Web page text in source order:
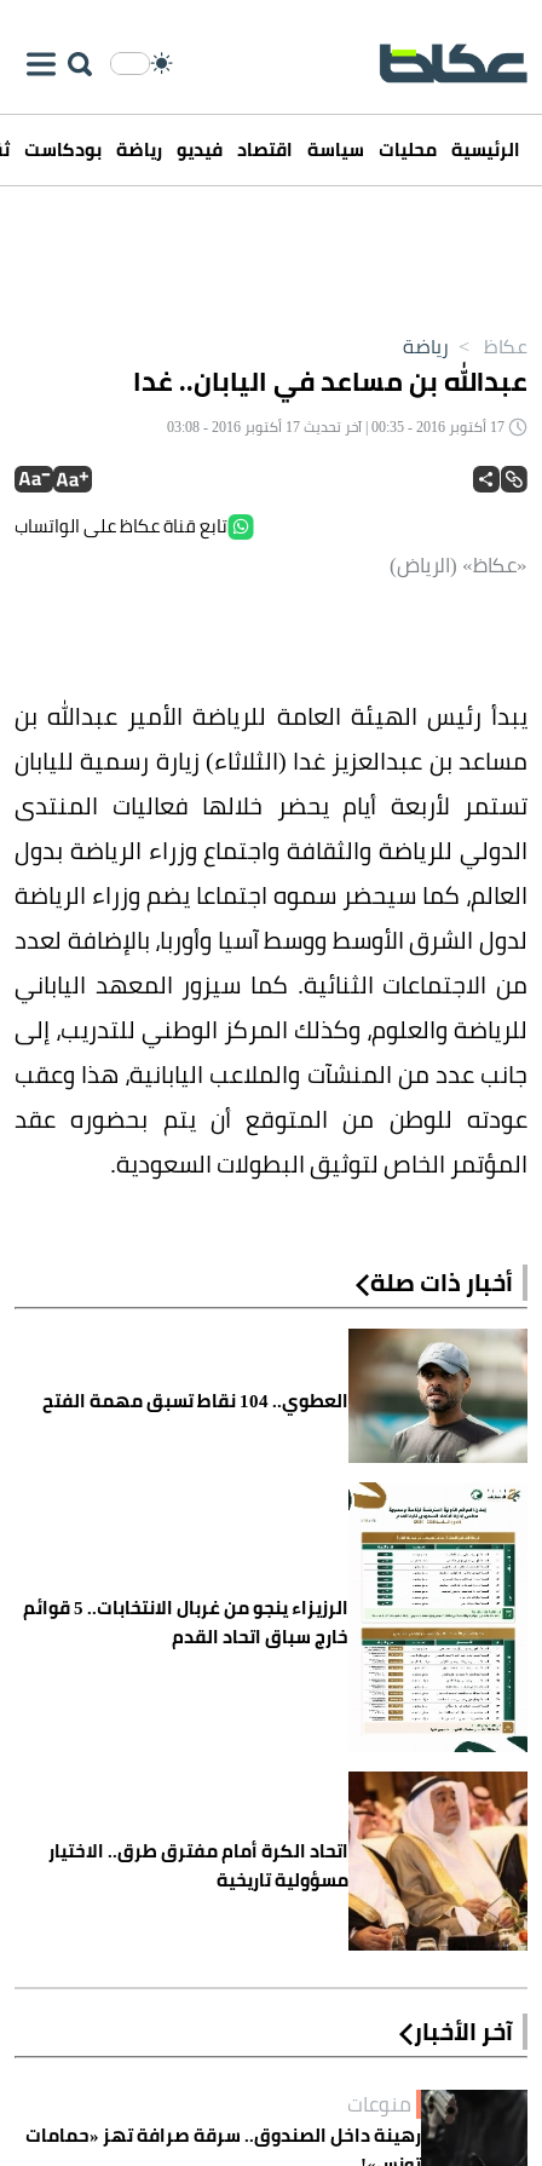
الرئيسية محليات سياسة اقتصاد فيديو رياضة بودكاست
عكاظ > رياضة
عبدالله بن مساعد في اليابان.. غدا
تابع قناة عكاظ على الواتساب
«عكاظ» (الرياض)
يبدأ رئيس الهيئة العامة للرياضة الأمير عبدالله بن
مساعد بن عبدالعزيز غدا (الثلاثاء) زيارة رسمية لليابان
تستمر لأربعة أيام يحضر خلالها فعاليات المنتدى
الدولي للرياضة والثقافة واجتماع وزراء الرياضة بدول
العالم، كما سيحضر سموه اجتماعا يضم وزراء الرياضة
لدول الشرق الأوسط ووسط آسيا وأوربا، بالإضافة لعدد
من الاجتماعات الثنائية. كما سيزور المعهد الياباني
للرياضة والعلوم، وكذلك المركز الوطني للتدريب، إلى
جانب عدد من المنشآت والملاعب اليابانية، هذا وعقب
عودته للوطن من المتوقع أن يتم بحضوره عقد
المؤتمر الخاص لتوثيق البطولات السعودية.
أخبار ذات صلة
العطوي.. 104 نقاط تسبق مهمة الفتح
الرزيزاء ينجو من غربال الانتخابات.. 5 قوائم
خارج سباق اتحاد القدم
اتحاد الكرة أمام مفترق طرق.. الاختيار
مسؤولية تاريخية
آخر الأخبار
منوعات
رهينة داخل الصندوق.. سرقة صرافة تهز «حمامات